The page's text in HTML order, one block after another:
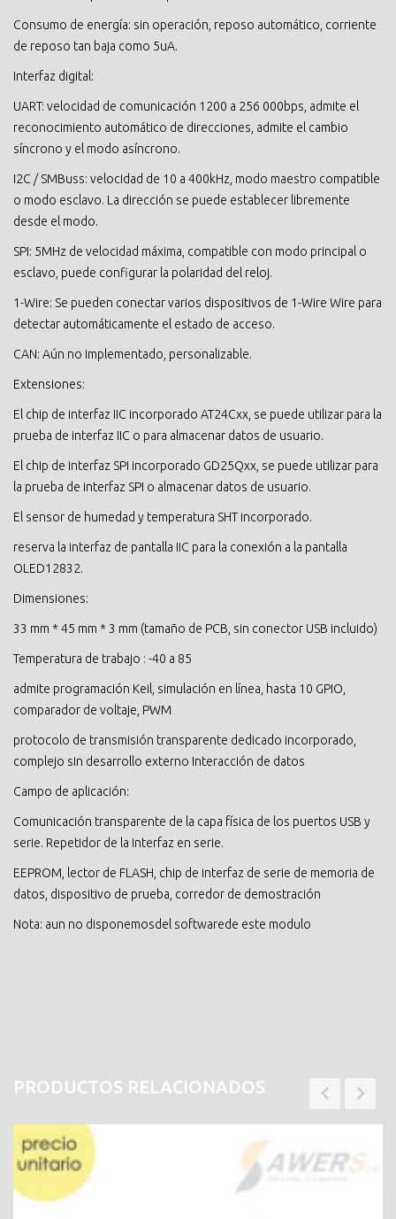
Consumo de energía: sin operación, reposo automático, corriente
de reposo tan baja como 5uA.
Interfaz digital:
UART: velocidad de comunicación 1200 a 256 000bps, admite el
reconocimiento automático de direcciones, admite el cambio
síncrono y el modo asíncrono.
I2C / SMBuss: velocidad de 10 a 400kHz, modo maestro compatible
o modo esclavo. La dirección se puede establecer libremente
desde el modo.
SPI: 5MHz de velocidad máxima, compatible con modo principal o
esclavo, puede configurar la polaridad del reloj.
1-Wire: Se pueden conectar varios dispositivos de 1-Wire Wire para
detectar automáticamente el estado de acceso.
CAN: Aún no implementado, personalizable.
Extensiones:
El chip de interfaz IIC incorporado AT24Cxx, se puede utilizar para la
prueba de interfaz IIC o para almacenar datos de usuario.
El chip de interfaz SPI incorporado GD25Qxx, se puede utilizar para
la prueba de interfaz SPI o almacenar datos de usuario.
El sensor de humedad y temperatura SHT incorporado.
reserva la interfaz de pantalla IIC para la conexión a la pantalla
OLED12832.
Dimensiones:
33 mm * 45 mm * 3 mm (tamaño de PCB, sin conector USB incluido)
Temperatura de trabajo : -40 a 85
admite programación Keil, simulación en línea, hasta 10 GPIO,
comparador de voltaje, PWM
protocolo de transmisión transparente dedicado incorporado,
complejo sin desarrollo externo Interacción de datos
Campo de aplicación:
Comunicación transparente de la capa física de los puertos USB y
serie. Repetidor de la interfaz en serie.
EEPROM, lector de FLASH, chip de interfaz de serie de memoria de
datos, dispositivo de prueba, corredor de demostración
Nota: aun no disponemosdel softwarede este modulo
PRODUCTOS RELACIONADOS